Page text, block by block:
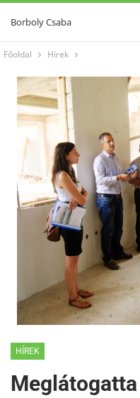
Borboly Csaba
Főoldal Hírek
HÍREK